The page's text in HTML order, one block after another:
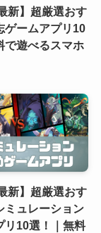
新】超厳選おす
ゲームアプリ10
で遊べるスマホ
新】超厳選おす
ミュレーション
リ10選！｜無料